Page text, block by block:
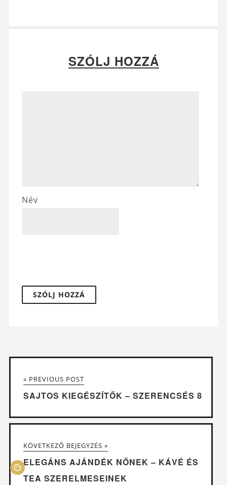
SZÓLJ HOZZÁ
Név
« PREVIOUS POST
SAJTOS KIEGÉSZÍTŐK – SZERENCSÉS 8
KÖVETKEZŐ BEJEGYZÉS »
ELEGÁNS AJÁNDÉK NŐNEK – KÁVÉ ÉS
TEA SZERELMESEINEK